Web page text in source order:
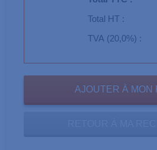
Total HT :
TVA (20,0%) :